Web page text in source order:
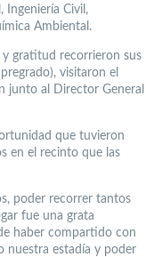
Ingeniería Civil,
Ambiental.
y gratitud recorrieron sus
visitaron el
junto al Director General
que tuvieron
en el recinto que las
poder recorrer tantos
fue una grata
haber compartido con
nuestra estadía y poder